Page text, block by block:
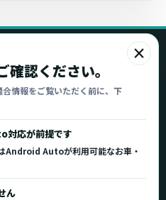
×
認ください。
情報をご覧いただく前に、下
応が前提です
Android Autoが利用可能なお車・
ん
株式会社
品情報、車種適
に整理してご案内し
サポート窓口